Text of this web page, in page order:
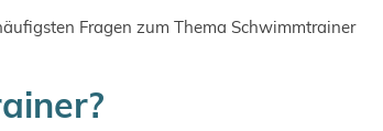
Fragen zum Thema Schwimmtrainer